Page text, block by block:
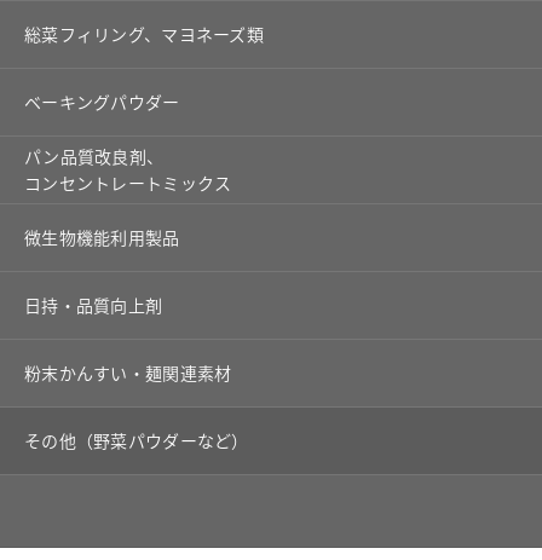
総菜フィリング、マヨネーズ類
ベーキングパウダー
パン品質改良剤、
コンセントレートミックス
微生物機能利用製品
日持・品質向上剤
粉末かんすい・麺関連素材
その他（野菜パウダーなど）